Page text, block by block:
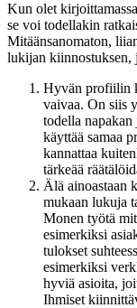
Kun olet
se voi todellakin
Mitäänsanomaton,
lukijan kiinnostuksen,
Hyvän profiilin
vaivaa. On siis
todella
käyttää samaa
kannattaa
tärkeää
Älä ainoastaan
mukaan lukuja
Monen työtä
esimerkiksi
tulokset
esimerkiksi
hyviä asioita,
Ihmiset